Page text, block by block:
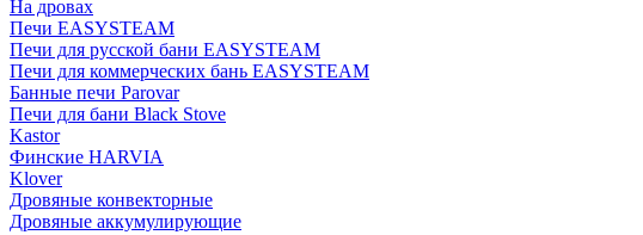
На дровах
Печи EASYSTEAM
Печи для русской бани EASYSTEAM
Печи для коммерческих бань EASYSTEAM
Банные печи Parovar
Печи для бани Black Stove
Kastor
Финские HARVIA
Klover
Дровяные конвекторные
Дровяные аккумулирующие